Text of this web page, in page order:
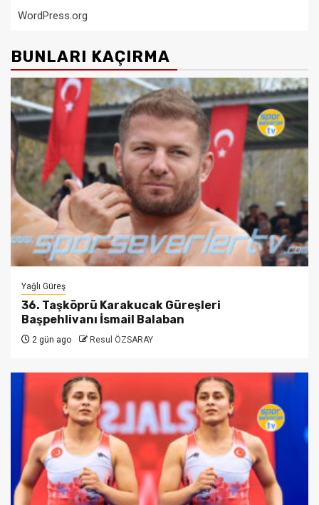
WordPress.org
BUNLARI KAÇIRMA
Yağlı Güreş
36. Taşköprü Karakucak Güreşleri
Başpehlivanı İsmail Balaban
2 gün ago Resul ÖZSARAY